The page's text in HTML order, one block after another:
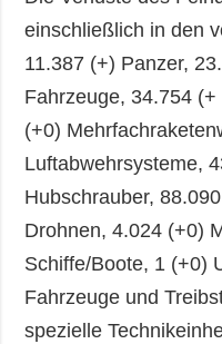
einschließlich in den
11.387 (+) Panzer,
Fahrzeuge, 34.754
(+0)
Luftabwehrsysteme,
Hubschrauber,
Drohnen, 4.024 (+0)
Schiffe/Boote, 1 (+0)
Fahrzeuge und
spezielle